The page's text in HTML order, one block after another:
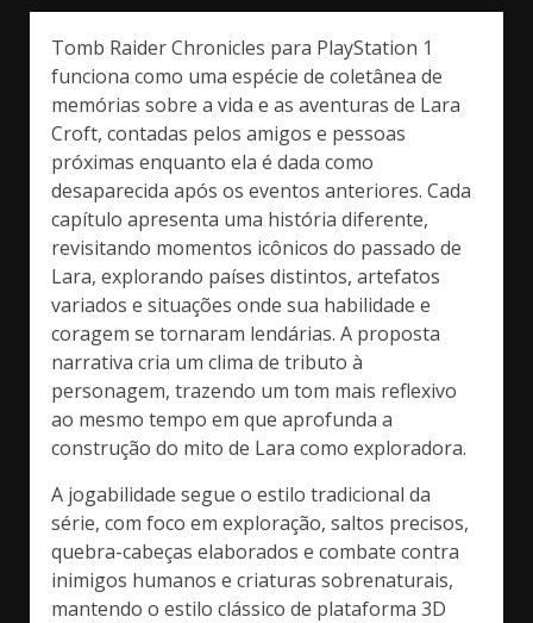
Tomb Raider Chronicles para PlayStation 1
funciona como uma espécie de coletânea de
memórias sobre a vida e as aventuras de Lara
Croft, contadas pelos amigos e pessoas
próximas enquanto ela é dada como
desaparecida após os eventos anteriores. Cada
capítulo apresenta uma história diferente,
revisitando momentos icônicos do passado de
Lara, explorando países distintos, artefatos
variados e situações onde sua habilidade e
coragem se tornaram lendárias. A proposta
narrativa cria um clima de tributo à
personagem, trazendo um tom mais reflexivo
ao mesmo tempo em que aprofunda a
construção do mito de Lara como exploradora.
A jogabilidade segue o estilo tradicional da
série, com foco em exploração, saltos precisos,
quebra-cabeças elaborados e combate contra
inimigos humanos e criaturas sobrenaturais,
mantendo o estilo clássico de plataforma 3D